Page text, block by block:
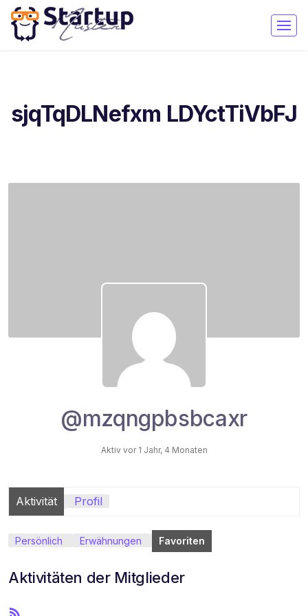
sjqTqDLNefxm LDYctTiVbFJ
@mzqngpbsbcaxr
Aktiv vor 1 Jahr, 4 Monaten
Aktivität Profil
Persönlich Erwähnungen Favoriten
Aktivitäten der Mitglieder